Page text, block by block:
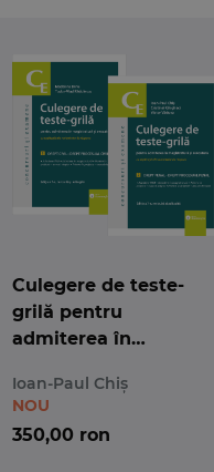
Culegere de teste-
grilă pentru
admiterea în
avocatură. Ediția a 7-a
Ioan-Paul Chiș
350,00 ron
NOU